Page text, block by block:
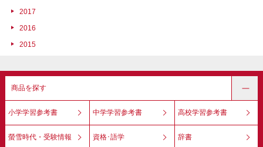
2017
2016
2015
商品を探す
小学学習参考書 中学学習参考書 高校学習参考書
螢雪時代・受験情報 資格･語学 辞書